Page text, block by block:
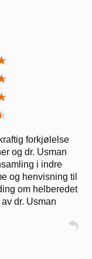
forkjølelse
og dr. Usman
i indre
og henvisning til
om helberedet
dr. Usman